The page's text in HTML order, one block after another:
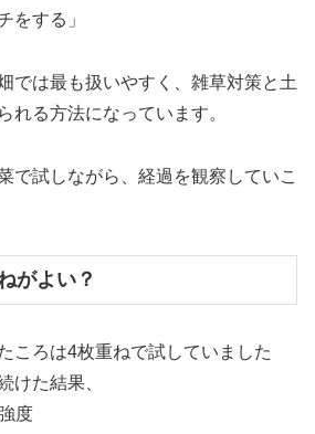
をする」
では最も扱いやすく、雑草対策と土
れる方法になっています。
で試しながら、経過を観察していこ
がよい？
ころは4枚重ねで試していました
けた結果、
度